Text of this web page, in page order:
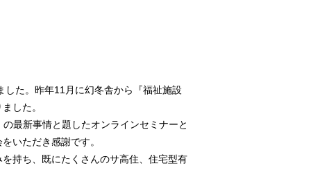
た。昨年11月に幻冬舎から『福祉施設
した。
最新事情と題したオンラインセミナーと
いただき感謝です。
持ち、既にたくさんのサ高住、住宅型有